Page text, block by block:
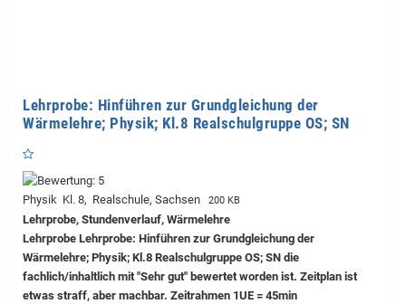
Lehrprobe: Hinführen zur Grundgleichung der
Wärmelehre; Physik; Kl.8 Realschulgruppe OS; SN
Physik Kl. 8, Realschule, Sachsen 200 KB
Lehrprobe, Stundenverlauf, Wärmelehre
Lehrprobe Lehrprobe: Hinführen zur Grundgleichung der
Wärmelehre; Physik; Kl.8 Realschulgruppe OS; SN die
fachlich/inhaltlich mit "Sehr gut" bewertet worden ist. Zeitplan ist
etwas straff, aber machbar. Zeitrahmen 1UE = 45min